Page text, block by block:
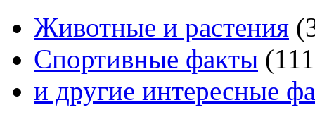
Животные и растения (
Спортивные факты (111
и другие интересные